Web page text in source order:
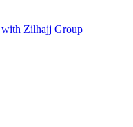
with Zilhajj Group